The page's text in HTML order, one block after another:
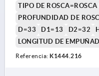
TIPO DE
PROFUNDIDAD DE
D=33
D1=13 D2=32
LONGITUD DE
Referencia: K1444.216